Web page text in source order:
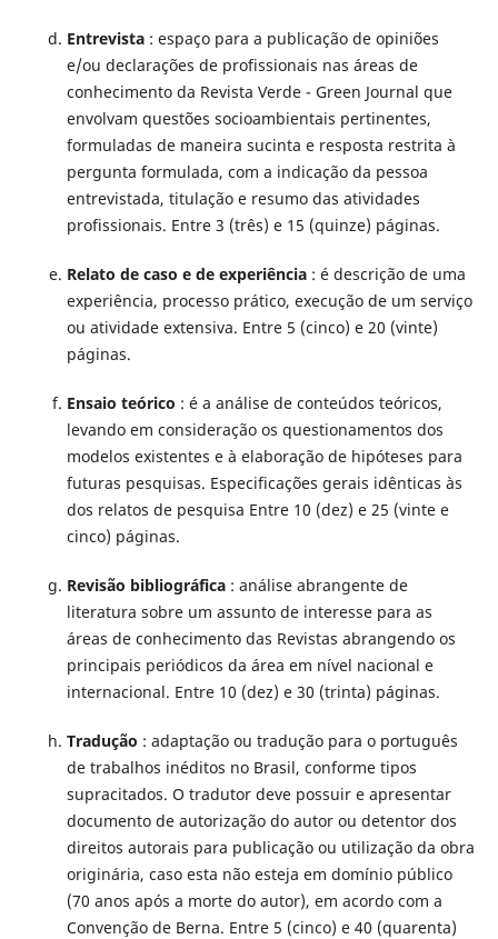
Entrevista: espaço para a publicação de opiniões
e/ou declarações de profissionais nas áreas de
conhecimento da Revista Verde - Green Journal que
envolvam questões socioambientais pertinentes,
formuladas de maneira sucinta e resposta restrita à
pergunta formulada, com a indicação da pessoa
entrevistada, titulação e resumo das atividades
profissionais. Entre 3 (três) e 15 (quinze) páginas.
Relato de caso e de experiência: é descrição de uma
experiência, processo prático, execução de um serviço
ou atividade extensiva. Entre 5 (cinco) e 20 (vinte)
páginas.
Ensaio teórico : é a análise de conteúdos teóricos,
levando em consideração os questionamentos dos
modelos existentes e à elaboração de hipóteses para
futuras pesquisas. Especificações gerais idênticas às
dos relatos de pesquisa Entre 10 (dez) e 25 (vinte e
cinco) páginas.
Revisão bibliográfica: análise abrangente de
literatura sobre um assunto de interesse para as
áreas de conhecimento das Revistas abrangendo os
principais periódicos da área em nível nacional e
internacional. Entre 10 (dez) e 30 (trinta) páginas.
Tradução : adaptação ou tradução para o português
de trabalhos inéditos no Brasil, conforme tipos
supracitados. O tradutor deve possuir e apresentar
documento de autorização do autor ou detentor dos
direitos autorais para publicação ou utilização da obra
originária, caso esta não esteja em domínio público
(70 anos após a morte do autor), em acordo com a
Convenção de Berna. Entre 5 (cinco) e 40 (quarenta)